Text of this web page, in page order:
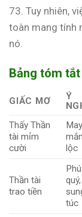
73. Tuy nhiên,
toàn mang tính
nó.
Bảng tóm
GIẤC MƠ
Ý
Thấy Thần
tài mỉm
cười
May
lộc
Thần tài
trao tiền
Phú
quý,
túc